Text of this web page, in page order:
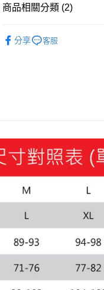
宅配(離島恕不配送)
宅配貨到付款(離島恕不配送)
每筆NT$180
商品相關分類 (2)
分享 客服